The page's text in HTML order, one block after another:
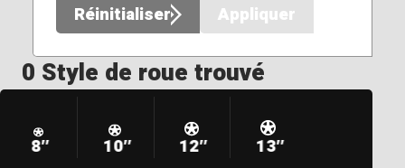
Réinitialiser
Appliquer
0 Style de roue trouvé
8″ 10″ 12″ 13″